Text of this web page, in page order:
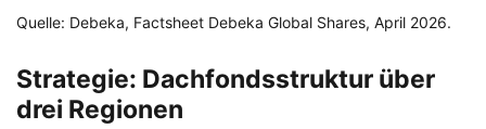
Quelle: Debeka, Factsheet Debeka Global Shares, April 2026.
Strategie: Dachfondsstruktur über
drei Regionen